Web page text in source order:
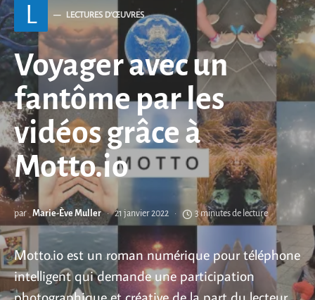
L LECTURES D’ŒUVRES
Voyager avec un
fantôme par les
vidéos grâce à
Motto.io
par Marie-Ève Muller 21 janvier 2022 3 minutes de lecture
Motto.io est un roman numérique pour téléphone
intelligent qui demande une participation